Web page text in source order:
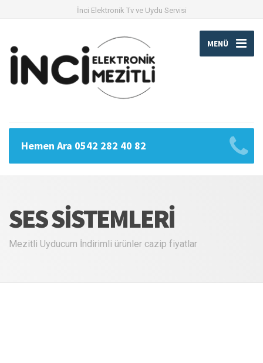
İnci Elektronik Tv ve Uydu Servisi
MENÜ
Hemen Ara 0542 282 40 82
SES SISTEMLERI
Mezitli Uyducum İndirimli ürünler cazip fiyatlar